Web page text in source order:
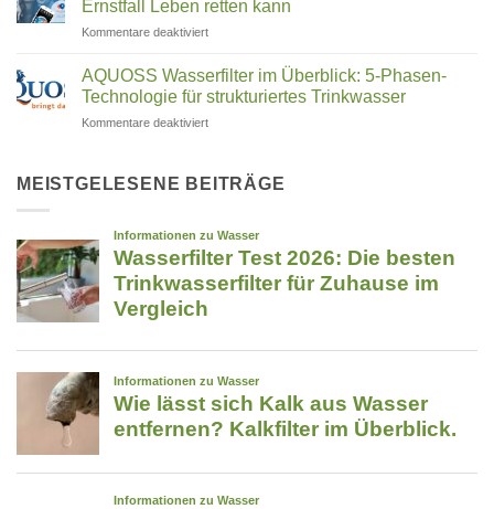
welcher
zu
Rosenheim
die
im
Trinkwasser
filtern:
Was
hilft
Ernstfall Leben retten kann
Kommentare deaktiviertfür
uney:
Die
Notruf-
im
retten
kann
AQUOSS Wasserfilter im Überblick: 5-Phasen-
Technologie für strukturiertes Trinkwasser
Kommentare deaktiviertfür
im
Phasen-
Technologie
strukturiertes
MEISTGELESENE BEITRÄGE